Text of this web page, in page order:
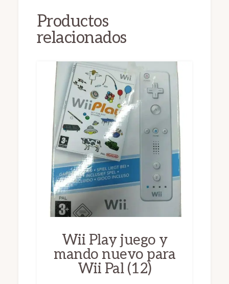
Productos
relacionados
Wii Play juego y
mando nuevo para
Wii Pal (12)